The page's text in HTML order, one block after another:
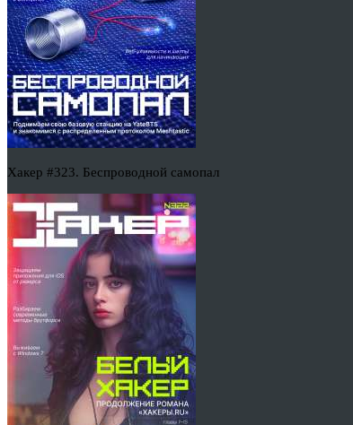
Хакер #323. Беспроводной самопал